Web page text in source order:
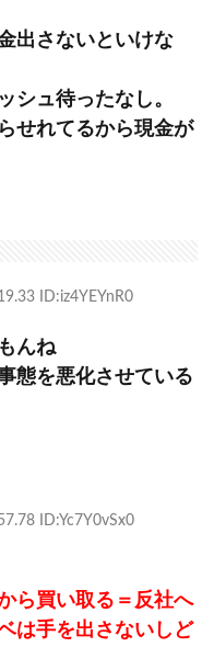
出さないといけな
シュ待ったなし。
せれてるから現金が
ID:iz4YEYnR0
んね
態を悪化させている
ID:Yc7Y0vSx0
ら買い取る＝反社へ
は手を出さないしど